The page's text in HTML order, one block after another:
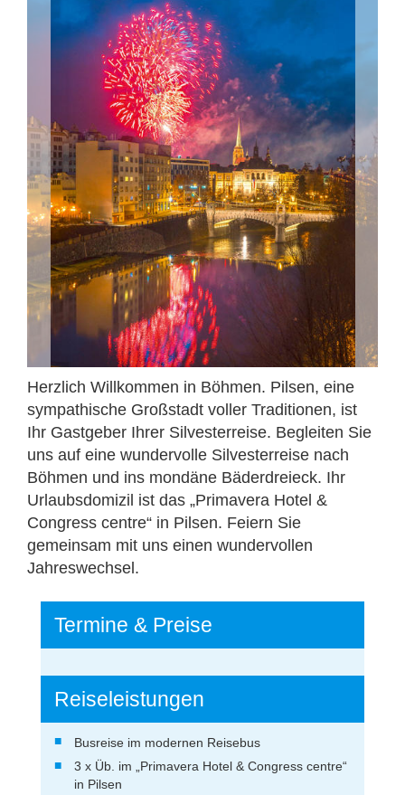
Herzlich Willkommen in Böhmen. Pilsen, eine
sympathische Großstadt voller Traditionen, ist
Ihr Gastgeber Ihrer Silvesterreise. Begleiten Sie
uns auf eine wundervolle Silvesterreise nach
Böhmen und ins mondäne Bäderdreieck. Ihr
Urlaubsdomizil ist das „Primavera Hotel &
Congress centre“ in Pilsen. Feiern Sie
gemeinsam mit uns einen wundervollen
Jahreswechsel.
Termine & Preise
Reiseleistungen
Busreise im modernen Reisebus
3 x Üb. im „Primavera Hotel & Congress centre“
in Pilsen